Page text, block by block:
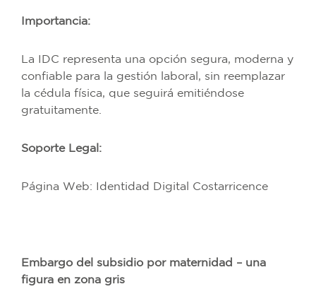
Importancia:
La IDC representa una opción segura, moderna y
confiable para la gestión laboral, sin reemplazar
la cédula física, que seguirá emitiéndose
gratuitamente.
Soporte Legal:
Página Web: Identidad Digital Costarricence
Embargo del subsidio por maternidad – una
figura en zona gris